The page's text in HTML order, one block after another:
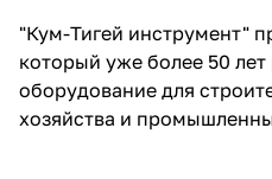
"Кум-Тигей инструмент"
который уже более 50
оборудование для
хозяйства и
Подробнее
об оплате Плайтом